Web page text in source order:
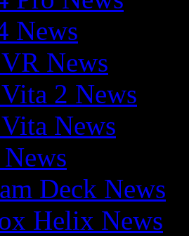
News
News
2 News
News
Deck News
Helix News